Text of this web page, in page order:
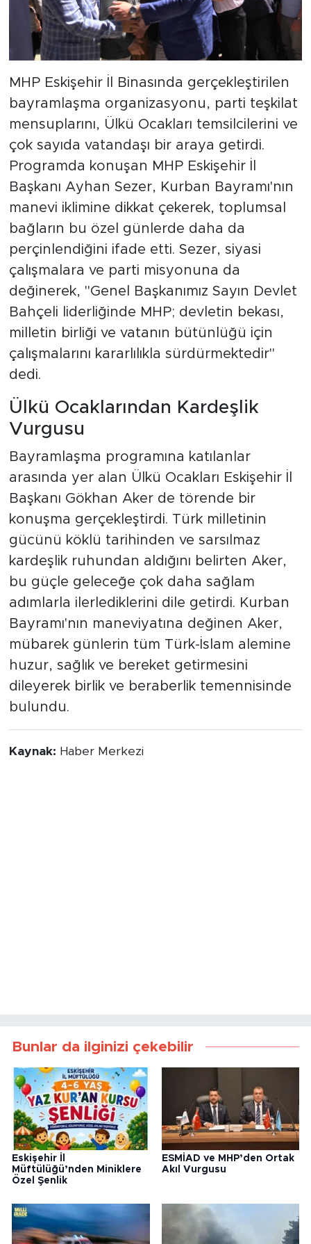
MHP Eskişehir İl Binasında gerçekleştirilen
bayramlaşma organizasyonu, parti teşkilat
mensuplarını, Ülkü Ocakları temsilcilerini ve
çok sayıda vatandaşı bir araya getirdi.
Programda konuşan MHP Eskişehir İl
Başkanı Ayhan Sezer, Kurban Bayramı'nın
manevi iklimine dikkat çekerek, toplumsal
bağların bu özel günlerde daha da
perçinlendiğini ifade etti. Sezer, siyasi
çalışmalara ve parti misyonuna da
değinerek, "Genel Başkanımız Sayın Devlet
Bahçeli liderliğinde MHP; devletin bekası,
milletin birliği ve vatanın bütünlüğü için
çalışmalarını kararlılıkla sürdürmektedir"
dedi.
Ülkü Ocaklarından Kardeşlik
Vurgusu
Bayramlaşma programına katılanlar
arasında yer alan Ülkü Ocakları Eskişehir İl
Başkanı Gökhan Aker de törende bir
konuşma gerçekleştirdi. Türk milletinin
gücünü köklü tarihinden ve sarsılmaz
kardeşlik ruhundan aldığını belirten Aker,
bu güçle geleceğe çok daha sağlam
adımlarla ilerlediklerini dile getirdi. Kurban
Bayramı'nın maneviyatına değinen Aker,
mübarek günlerin tüm Türk-İslam alemine
huzur, sağlık ve bereket getirmesini
dileyerek birlik ve beraberlik temennisinde
bulundu.
Kaynak: Haber Merkezi
Bunlar da ilginizi çekebilir
Eskişehir İl
Müftülüğü’nden Miniklere
Özel Şenlik
ESMİAD ve MHP’den Ortak
Akıl Vurgusu